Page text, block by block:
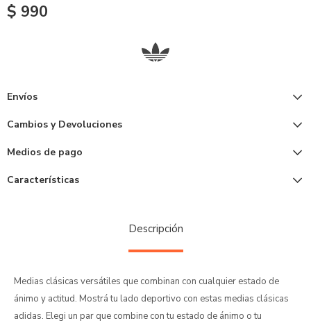
$ 990
Envíos
Cambios y Devoluciones
Medios de pago
Características
Descripción
Medias clásicas versátiles que combinan con cualquier estado de
ánimo y actitud. Mostrá tu lado deportivo con estas medias clásicas
adidas. Elegi un par que combine con tu estado de ánimo o tu